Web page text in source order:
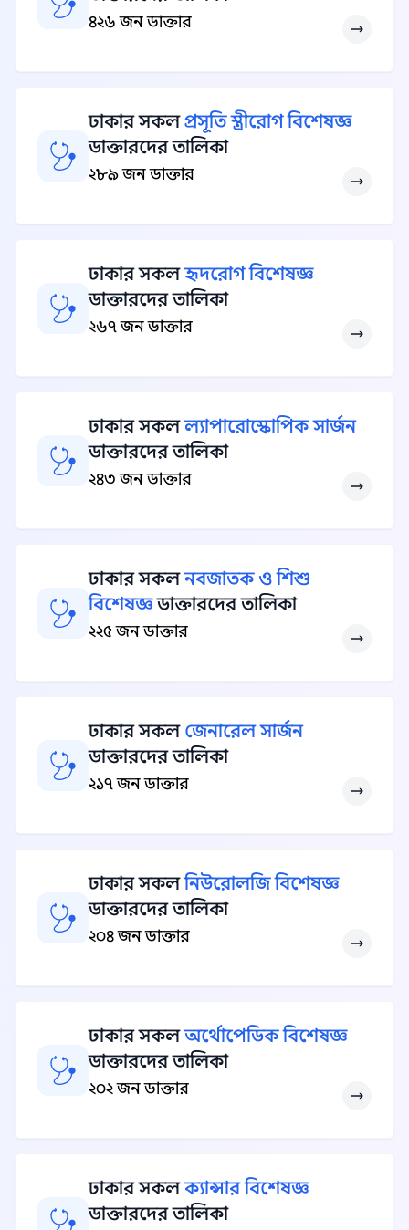
৪২৬ জন ডাক্তার
ঢাকার সকলপ্রসূতি স্ত্রীরোগ বিশেষজ্ঞ
ডাক্তারদের তালিকা
২৮৯ জন ডাক্তার
ঢাকার সকলহৃদরোগ বিশেষজ্ঞ
ডাক্তারদের তালিকা
২৬৭ জন ডাক্তার
ঢাকার সকলল্যাপারোস্কোপিক সার্জন
ডাক্তারদের তালিকা
২৪৩ জন ডাক্তার
ঢাকার সকলনবজাতক ও শিশু
বিশেষজ্ঞডাক্তারদের তালিকা
২২৫ জন ডাক্তার
ঢাকার সকল জেনারেল সার্জন
ডাক্তারদের তালিকা
২১৭ জন ডাক্তার
ঢাকার সকলনিউরোলজি বিশেষজ্ঞ
ডাক্তারদের তালিকা
২০৪ জন ডাক্তার
ঢাকার সকলঅর্থোপেডিক বিশেষজ্ঞ
ডাক্তারদের তালিকা
২০২ জন ডাক্তার
ঢাকার সকলক্যান্সার বিশেষজ্ঞ
ডাক্তারদের তালিকা